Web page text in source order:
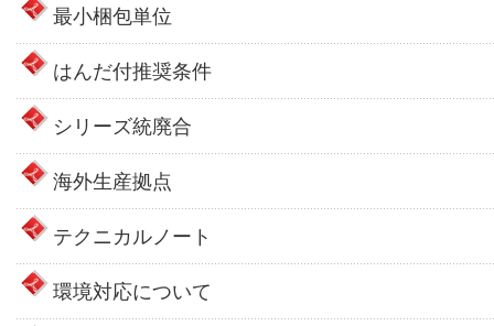
最小梱包単位
はんだ付推奨条件
シリーズ統廃合
海外生産拠点
テクニカルノート
環境対応について